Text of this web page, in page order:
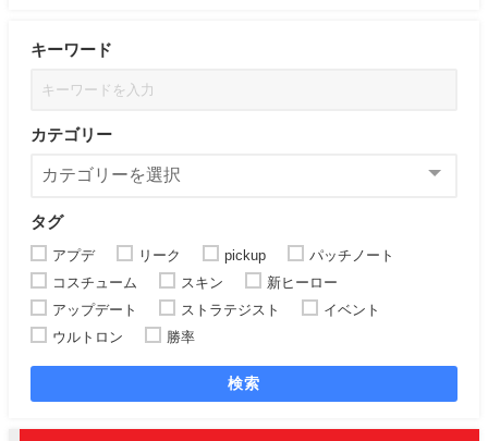
キーワード
カテゴリー
タグ
アプデ リーク pickup
パッチノート
コスチューム
スキン
新ヒーロー
アップデート
ストラテジスト
イベント
ウルトロン
勝率
検索